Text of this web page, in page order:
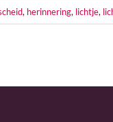
herinnering lichtje